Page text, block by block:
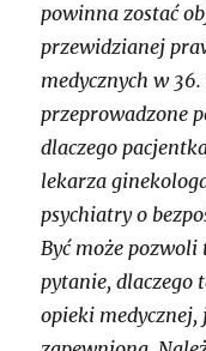
powinna zostać
przewidzianej
medycznych w
przeprowadzone
dlaczego
lekarza
psychiatry o
Być może
pytanie, dlaczego
opieki